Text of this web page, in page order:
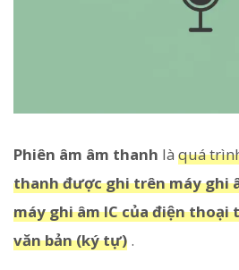
Phiên âm âm thanh là quá
thanh được ghi trên máy ghi
máy ghi âm IC của điện
văn bản (ký tự) .